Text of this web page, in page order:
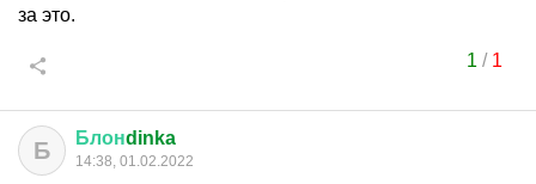
за это.
1 / 1
Б Блонdinka
14:38, 01.02.2022